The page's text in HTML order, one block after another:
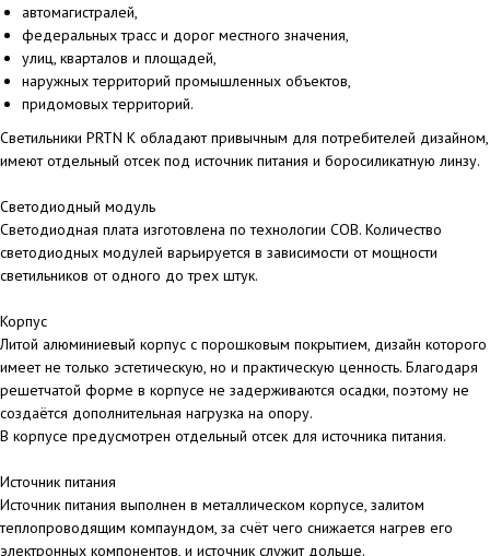
автомагистралей,
федеральных трасс и дорог местного значения,
улиц, кварталов и площадей,
наружных территорий промышленных объектов,
придомовых территорий.
Светильники PRTN K обладают привычным для потребителей дизайном,
имеют отдельный отсек под источник питания и боросиликатную линзу.
Светодиодный модуль
Светодиодная плата изготовлена по технологии COB. Количество
светодиодных модулей варьируется в зависимости от мощности
светильников от одного до трех штук.
Корпус
Литой алюминиевый корпус с порошковым покрытием, дизайн которого
имеет не только эстетическую, но и практическую ценность. Благодаря
решетчатой форме в корпусе не задерживаются осадки, поэтому не
создаётся дополнительная нагрузка на опору.
В корпусе предусмотрен отдельный отсек для источника питания.
Источник питания
Источник питания выполнен в металлическом корпусе, залитом
теплопроводящим компаундом, за счёт чего снижается нагрев его
электронных компонентов, и источник служит дольше.